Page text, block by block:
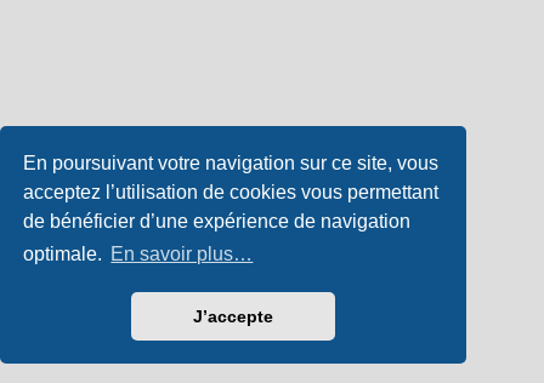
En poursuivant votre navigation sur ce site, vous
acceptez l’utilisation de cookies vous permettant
de bénéficier d’une expérience de navigation
optimale. En savoir plus…
J’accepte